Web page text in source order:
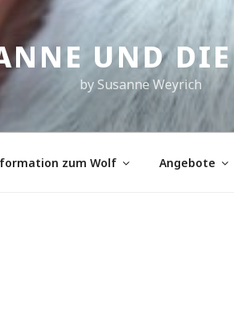
UND
by Susanne Weyrich
zum Wolf Angebote